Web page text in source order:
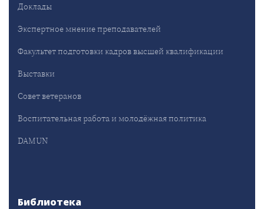
Доклады
Экспертное мнение преподавателей
Факультет подготовки кадров высшей квалификации
Выставки
Совет ветеранов
Воспитательная работа и молодёжная политика
DAMUN
Библиотека